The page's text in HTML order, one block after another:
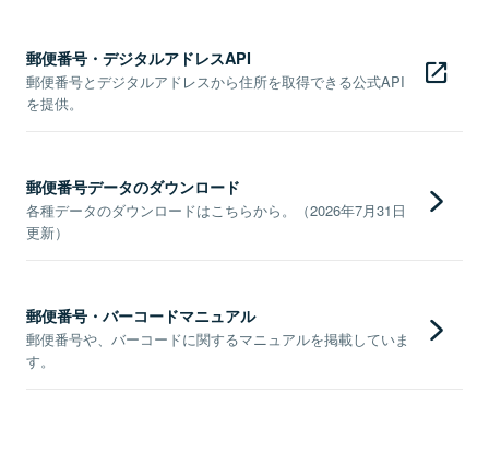
郵便番号・デジタルアドレスAPI
郵便番号とデジタルアドレスから住所を取得できる公式API
を提供。
郵便番号データのダウンロード
各種データのダウンロードはこちらから。（2026年7月31日
更新）
郵便番号・バーコードマニュアル
郵便番号や、バーコードに関するマニュアルを掲載していま
す。